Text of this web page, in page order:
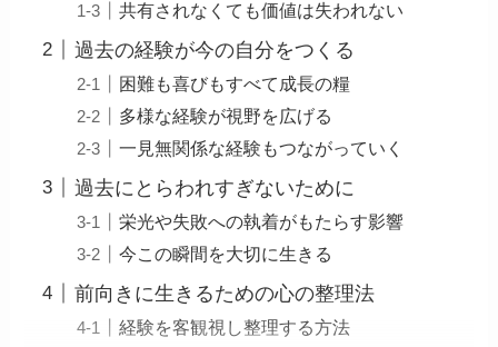
共有されなくても価値は失われない
過去の経験が今の自分をつくる
困難も喜びもすべて成長の糧
多様な経験が視野を広げる
一見無関係な経験もつながっていく
過去にとらわれすぎないために
栄光や失敗への執着がもたらす影響
今この瞬間を大切に生きる
前向きに生きるための心の整理法
経験を客観視し整理する方法